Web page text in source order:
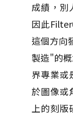
成績，別
因此
這個方向
製造"的
界專業或
於圖像或
上的刻